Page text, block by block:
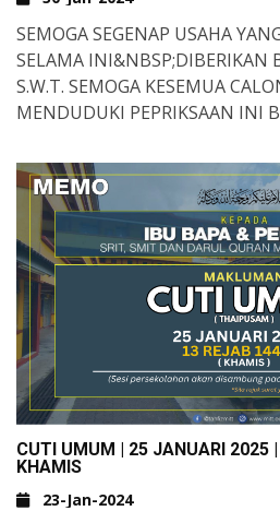
SEMOGA SEGENAP USAHA
SELAMA INI&NBSP;DIBERIKAN
S.W.T. SEMOGA KESEMUA
MENDUDUKI PEPRIKSAAN INI
KETENANGAN, KEKUATAN,
MENCURAH TIBA, DILINDUNGI
RASA GELISAH, RASA WAS-
SYAITAN YANG DILAKNATI
ANUGERAHI MEREKA DENGAN
YANG TIDAK DISANGKA-
KEAJAIBANNYA. AMIIN YA
CUTI UMUM | 25 JANUARI 2025
KHAMIS
23-Jan-2024